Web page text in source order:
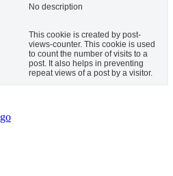
No description
This cookie is created by post-
views-counter. This cookie is used
to count the number of visits to a
post. It also helps in preventing
repeat views of a post by a visitor.